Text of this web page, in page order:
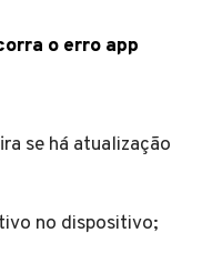
o erro app
se há atualização
no dispositivo;